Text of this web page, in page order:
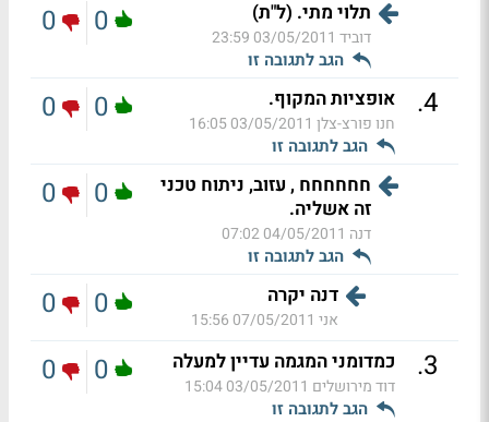
תלוי מתי. (ל"ת)
דוביד 03/05/2011 23:59
הגב לתגובה זו
0
0
4
. אופציות המקוף.
חנו פורצ-צלן 03/05/2011 16:05
הגב לתגובה זו
0
0
חחחחחח , עזוב, ניתוח טכני
זה אשליה.
דנה 04/05/2011 07:02
הגב לתגובה זו
0
0
דנה יקרה
אני 07/05/2011 15:56
0
0
3
. כמדומני המגמה עדיין למעלה
דוד מירושלים 03/05/2011 15:04
הגב לתגובה זו
0
0